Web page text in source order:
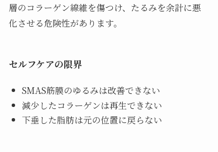
層のコラーゲン線維を傷つけ、たるみを余計に悪
化させる危険性があります。
セルフケアの限界
SMAS筋膜のゆるみは改善できない
減少したコラーゲンは再生できない
下垂した脂肪は元の位置に戻らない